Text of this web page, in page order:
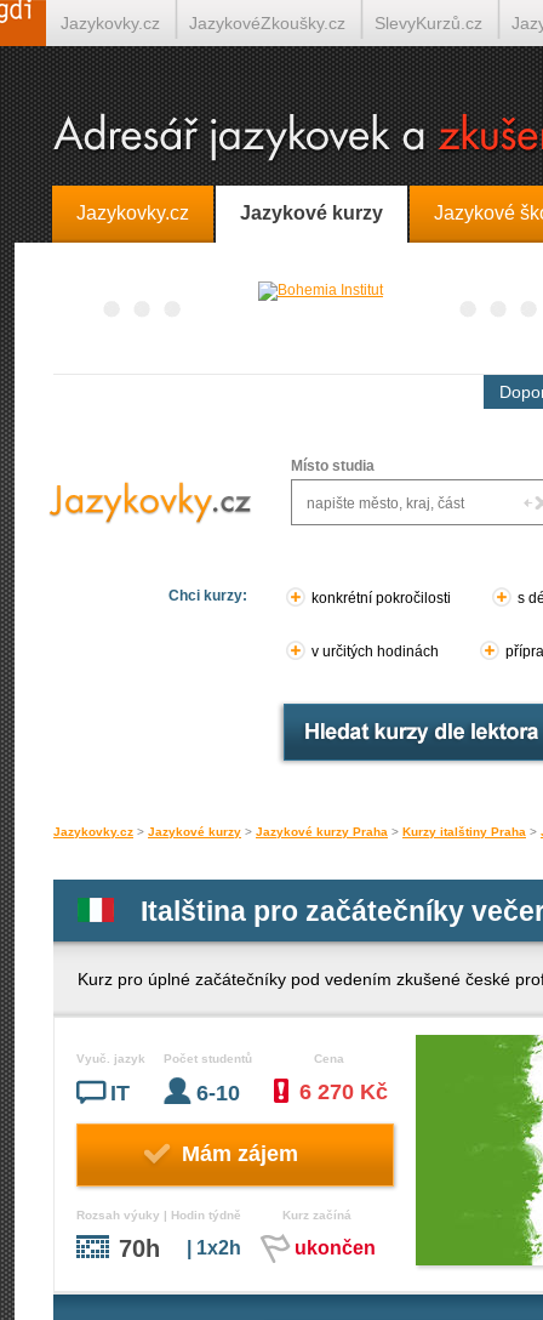
Jazykovky.cz Jazykové kurzy Jazykové
Místo studia
Chci kurzy: konkrétní pokročilosti s
v určitých hodinách
Jazykovky.cz > Jazykové kurzy > Jazykové kurzy Praha > Kurzy italštiny Praha >
Italština pro začátečníky
Kurz pro úplné začátečníky pod vedením zkušené české
Vyuč. jazyk
IT
Počet studentů
6-10
Cena
6 270 Kč
Mám zájem
Rozsah výuky | Hodin týdně
70h | 1x2h
Kurz začíná
ukončen
Jazykovky.cz JazykovéZkoušky.cz SlevyKurzů.cz
Španělština on-line Italština on-line Tlumočení-